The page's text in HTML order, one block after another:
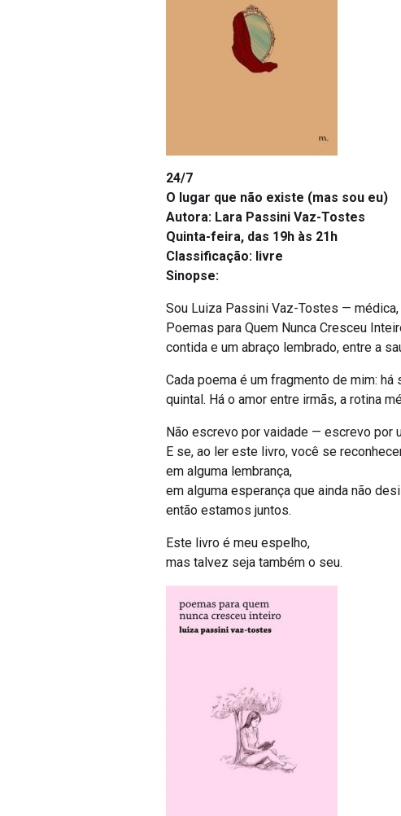
24/7
O lugar que não existe (mas sou eu)
Autora: Lara Passini Vaz-Tostes
Quinta-feira, das 19h às 21h
Classificação: livre
Sinopse:
Sou Luiza Passini Vaz-Tostes —
Poemas para Quem Nunca Cresceu
contida e um abraço lembrado, entre a
Cada poema é um fragmento de mim:
quintal. Há o amor entre irmãs, a rotina
Não escrevo por vaidade — escrevo por
E se, ao ler este livro, você se
em alguma lembrança,
em alguma esperança que ainda não
então estamos juntos.
Este livro é meu espelho,
mas talvez seja também o seu.